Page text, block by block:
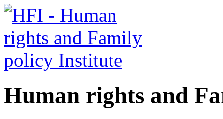
Human rights and F